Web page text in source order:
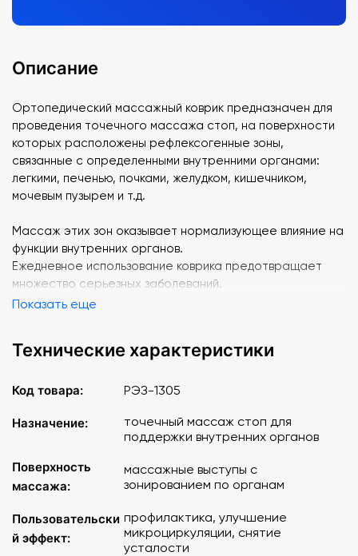
Описание
Ортопедический массажный коврик предназначен для
проведения точечного массажа стоп, на поверхности
которых расположены рефлексогенные зоны,
связанные с определенными внутренними органами:
легкими, печенью, почками, желудком, кишечником,
мочевым пузырем и т.д.
Массаж этих зон оказывает нормализующее влияние на
функции внутренних органов.
Ежедневное использование коврика предотвращает
множество серьезных заболеваний.
Показать еще
Технические характеристики
Код товара: РЭЗ-1305
Назначение:
точечный массаж стоп для
поддержки внутренних органов
Поверхность
массажа:
массажные выступы с
зонированием по органам
Пользовательски
й эффект:
профилактика, улучшение
микроциркуляции, снятие
усталости